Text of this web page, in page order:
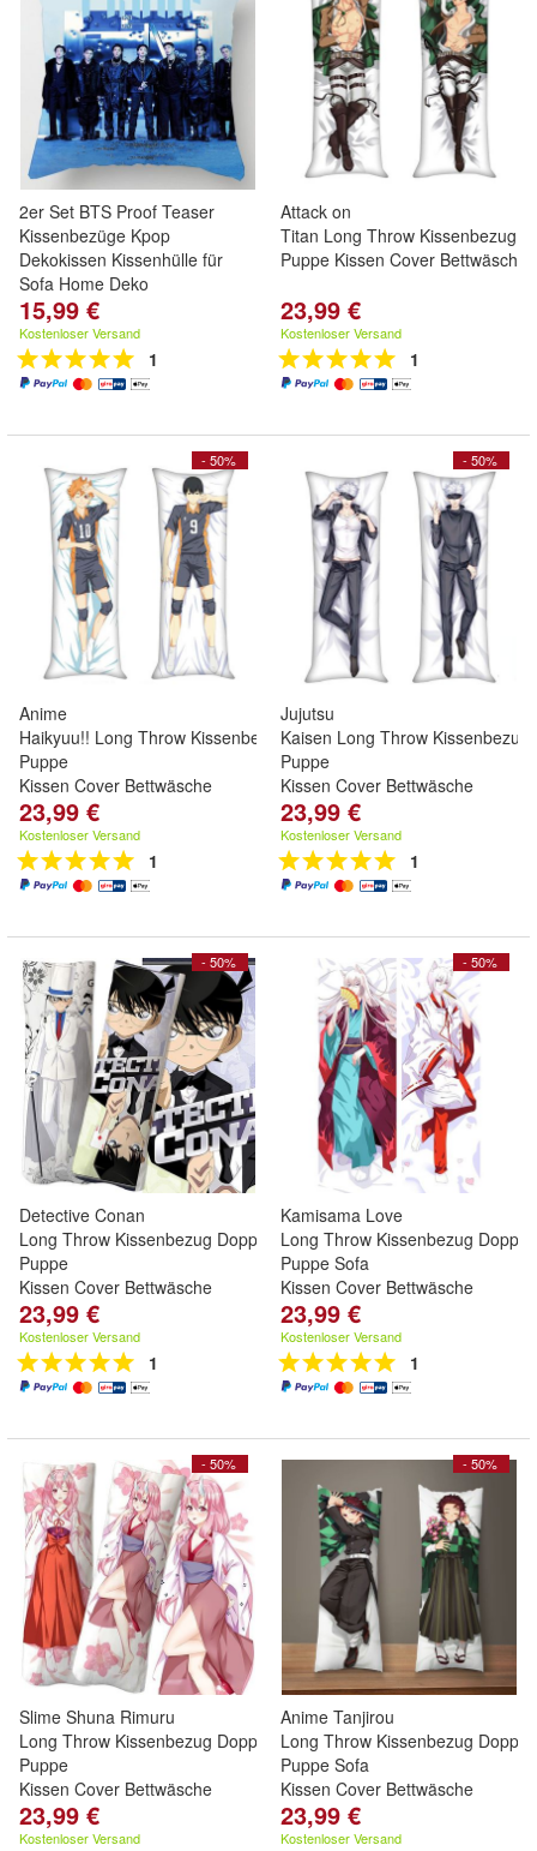
2er Set BTS Proof Teaser
Kissenbezüge Kpop
Dekokissen Kissenhülle für
Sofa Home Deko
15,99 €
Kostenloser Versand
1
Attack on
Titan Long Throw Kissenbezug
Puppe Kissen Cover Bettwäsche
23,99 €
Kostenloser Versand
1
- 50%
Anime
Haikyuu!! Long Throw Kissenbezug Doppelseitig
Puppe
Kissen Cover Bettwäsche
23,99 €
Kostenloser Versand
1
- 50%
Jujutsu
Kaisen Long Throw Kissenbezug
Puppe
Kissen Cover Bettwäsche
23,99 €
Kostenloser Versand
1
- 50%
Detective Conan
Long Throw Kissenbezug Doppelseitig
Puppe
Kissen Cover Bettwäsche
23,99 €
Kostenloser Versand
1
- 50%
Kamisama Love
Long Throw Kissenbezug
Puppe Sofa
Kissen Cover Bettwäsche
23,99 €
Kostenloser Versand
1
- 50%
Slime Shuna Rimuru
Long Throw Kissenbezug Doppelseitig
Puppe
Kissen Cover Bettwäsche
23,99 €
Kostenloser Versand
- 50%
Anime Tanjirou
Long Throw Kissenbezug
Puppe Sofa
Kissen Cover Bettwäsche
23,99 €
Kostenloser Versand